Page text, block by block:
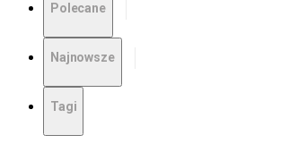
Polecane
Najnowsze
Tagi